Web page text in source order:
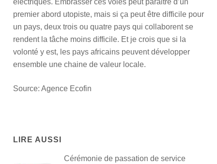
électriques. Embrasser ces voies peut paraitre d’un
premier abord utopiste, mais si ça peut être difficile pour
un pays, deux trois ou quatre pays qui collaborent se
rendent la tâche moins difficile. Et je crois que si la
volonté y est, les pays africains peuvent développer
ensemble une chaine de valeur locale.
Source: Agence Ecofin
LIRE AUSSI
Cérémonie de passation de service